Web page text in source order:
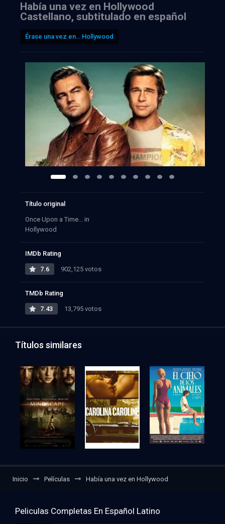
Había una vez en Hollywood
Castellano, subtitulado en español
Érase una vez en… Hollywood
Título original
Once Upon a Time... in
Hollywood
IMDb Rating
7.6 902,125 votos
TMDb Rating
7.43 13,795 votos
Títulos similares
Inicio Películas Había una vez en Hollywood
Peliculas Completas En Español Latino